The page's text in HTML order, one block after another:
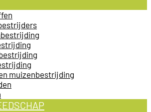
muizenbestrijding